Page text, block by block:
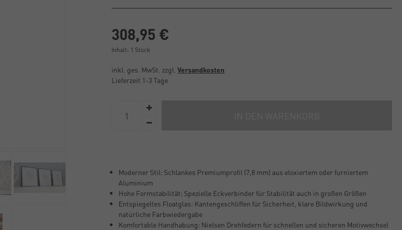
308,95 €
Inhalt: 1 Stück
inkl. ges. MwSt. zzgl.Versandkosten
Lieferzeit 1-3 Tage
Moderner Stil: Schlankes Premiumprofil (7,8 mm) aus eloxiertem oder furniertem
Aluminium
Hohe Formstabilität: Spezielle Eckverbinder für Stabilität auch in großen Größen
Entspiegeltes Floatglas: Kantengeschliffen für Sicherheit, klare Bildwirkung und
natürliche Farbwiedergabe
Komfortable Handhabung: Nielsen Drehfedern für schnellen und sicheren Motivwechsel